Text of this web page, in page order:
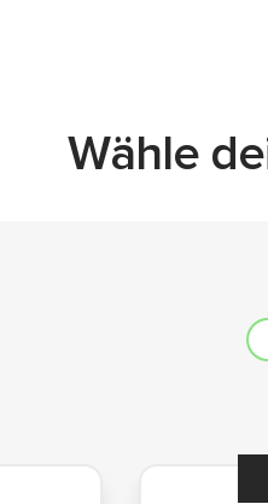
Wähle